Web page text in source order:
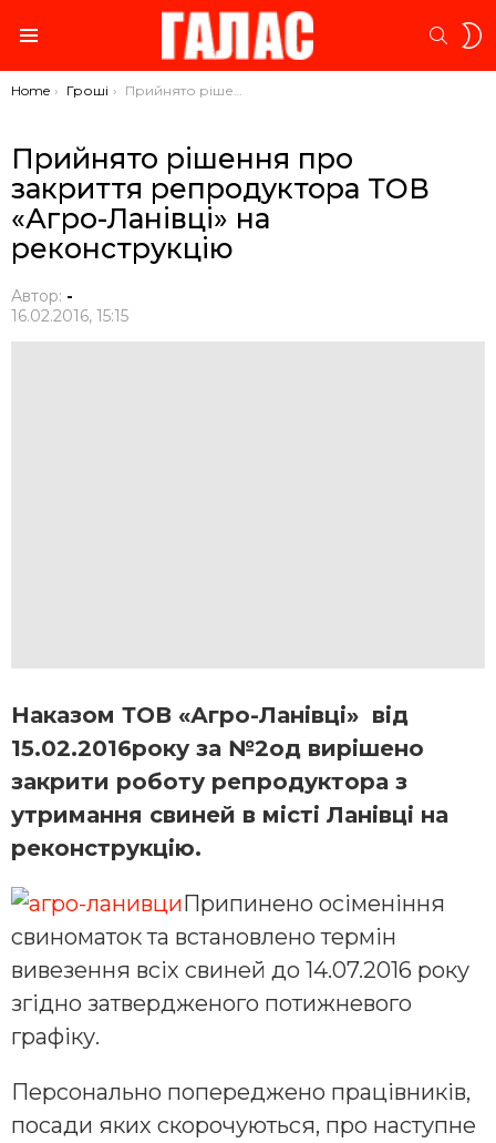
You are here:
Home Гроші Прийнято рішення про закриття репродуктора ТОВ «Агро-Ланівці» на реконструкцію
Прийнято рішення про
закриття репродуктора ТОВ
«Агро-Ланівці» на
реконструкцію
Автор: -
16.02.2016, 15:15
Наказом ТОВ «Агро-Ланівці» від
15.02.2016року за №2од вирішено
закрити роботу репродуктора з
утримання свиней в місті Ланівці на
реконструкцію.
Припинено осіменіння
свиноматок та встановлено термін
вивезення всіх свиней до 14.07.2016 року
згідно затвердженого потижневого
графіку.
Персонально попереджено працівників,
посади яких скорочуються, про наступне